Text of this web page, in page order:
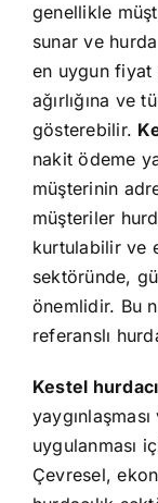
genellikle
sunar ve
en uygun fiyat
ağırlığına ve
gösterebilir.
nakit ödeme
müşterinin
müşteriler
kurtulabilir ve
sektöründe,
önemlidir. Bu
referanslı
Kestel hurdacı
uygulanması
Çevresel,